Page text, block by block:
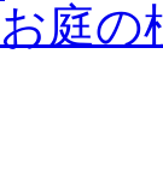
庭の